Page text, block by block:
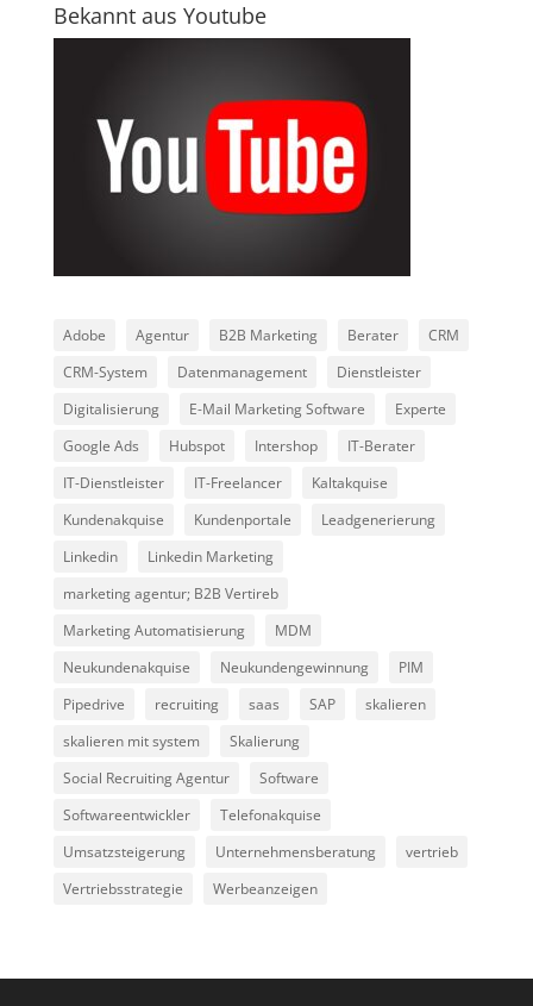
Bekannt aus Youtube
Adobe Agentur B2B Marketing Berater
CRM
CRM-System
Datenmanagement
Dienstleister
Digitalisierung
E-Mail Marketing Software
Experte
Google Ads
Hubspot Intershop
IT-Berater
IT-Dienstleister
IT-Freelancer
Kaltakquise
Kundenakquise
Kundenportale
Leadgenerierung
Linkedin
Linkedin Marketing
marketing agentur; B2B Vertireb
Marketing Automatisierung
MDM
Neukundenakquise
Neukundengewinnung
PIM
Pipedrive
recruiting saas SAP
skalieren
skalieren mit system
Skalierung
Social Recruiting Agentur
Software
Softwareentwickler
Telefonakquise
Umsatzsteigerung
Unternehmensberatung
vertrieb
Vertriebsstrategie
Werbeanzeigen